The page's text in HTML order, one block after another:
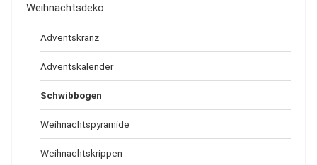
Weihnachtsdeko
Adventskranz
Adventskalender
Schwibbogen
Weihnachtspyramide
Weihnachtskrippen